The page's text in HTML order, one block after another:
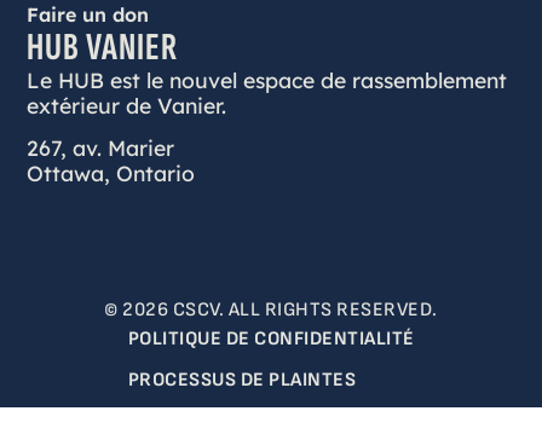
Faire un don
HUB VANIER
Le HUB est le nouvel espace de rassemblement
extérieur de Vanier.
267, av. Marier
Ottawa, Ontario
© 2026 CSCV. ALL RIGHTS RESERVED.
POLITIQUE DE CONFIDENTIALITÉ
PROCESSUS DE PLAINTES